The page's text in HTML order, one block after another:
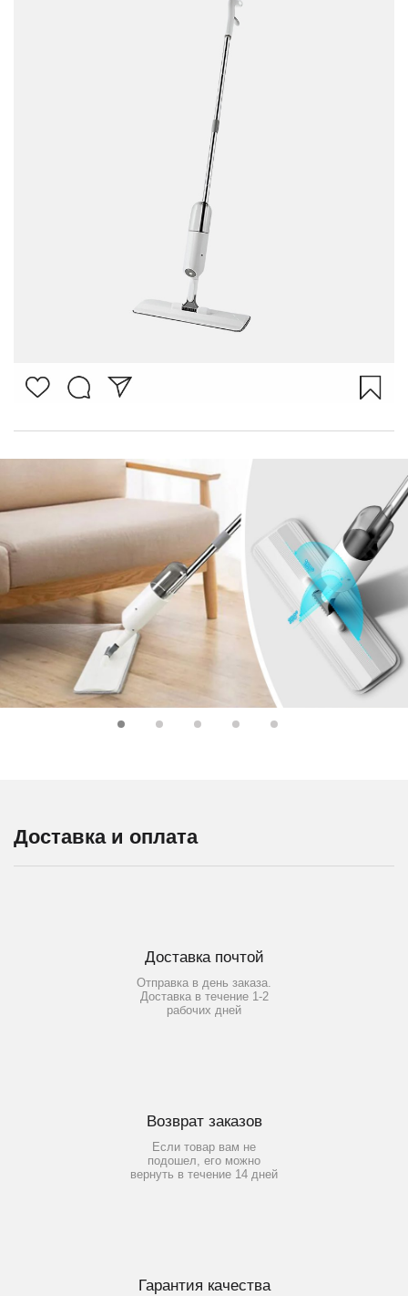
Доставка и оплата
Доставка почтой
Отправка в день заказа.
Доставка в течение 1-2
рабочих дней
Возврат заказов
Если товар вам не
подошел, его можно
вернуть в течение 14 дней
Гарантия качества